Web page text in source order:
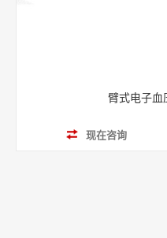
臂式电子血
现在咨询